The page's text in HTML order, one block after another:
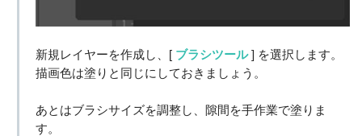
新規レイヤーを作成し、[ ブラシツール] を選択します。
描画色は塗りと同じにしておきましょう。
あとはブラシサイズを調整し、隙間を手作業で塗りま
す。